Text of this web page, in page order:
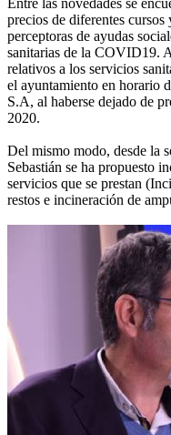
Entre las novedades se
precios de diferentes
perceptoras de ayudas
sanitarias de la COVID19.
relativos a los servicios
el ayuntamiento en horario
S.A, al haberse dejado de
2020.
Del mismo modo, desde la
Sebastián se ha propuesto
servicios que se prestan
restos e incineración de